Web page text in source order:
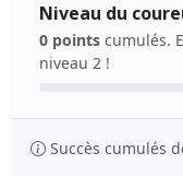
Niveau du
0 points cumulés.
niveau 2 !
Succès cumulés